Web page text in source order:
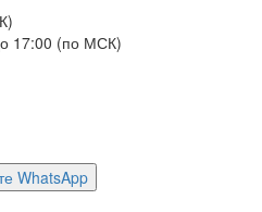
17:00 (по МСК)
WhatsApp